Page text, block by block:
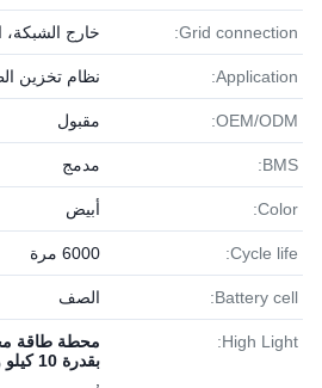
Grid connection: خارج الشبكة،
Application: نظام تخزين
OEM/ODM: مقبول
BMS: مدمج
Color: أبيض
Cycle life: 6000 مرة
Battery cell: الصف
High Light:
بقدرة 10 كيلو واط في الساعة